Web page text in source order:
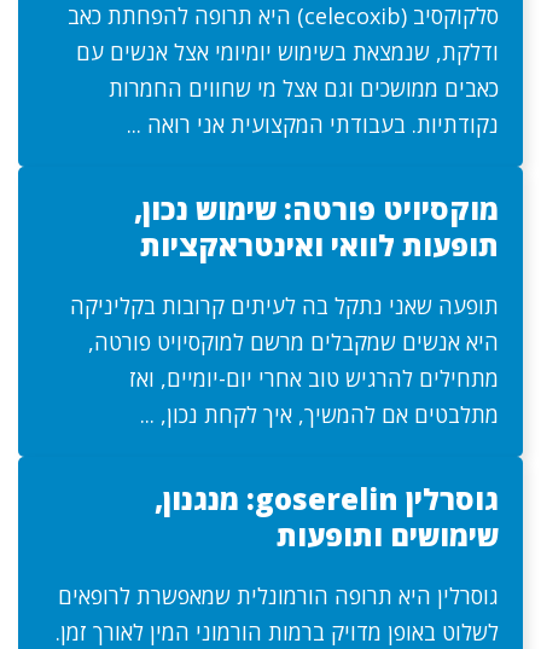
סלקוקסיב (celecoxib) היא תרופה להפחתת כאב
ודלקת, שנמצאת בשימוש יומיומי אצל אנשים עם
כאבים ממושכים וגם אצל מי שחווים החמרות
נקודתיות. בעבודתי המקצועית אני רואה ...
מוקסיויט פורטה: שימוש נכון,
תופעות לוואי ואינטראקציות
תופעה שאני נתקל בה לעיתים קרובות בקליניקה
היא אנשים שמקבלים מרשם למוקסיויט פורטה,
מתחילים להרגיש טוב אחרי יום-יומיים, ואז
מתלבטים אם להמשיך, איך לקחת נכון, ...
גוסרלין goserelin: מנגנון,
שימושים ותופעות
גוסרלין היא תרופה הורמונלית שמאפשרת לרופאים
לשלוט באופן מדויק ברמות הורמוני המין לאורך זמן.